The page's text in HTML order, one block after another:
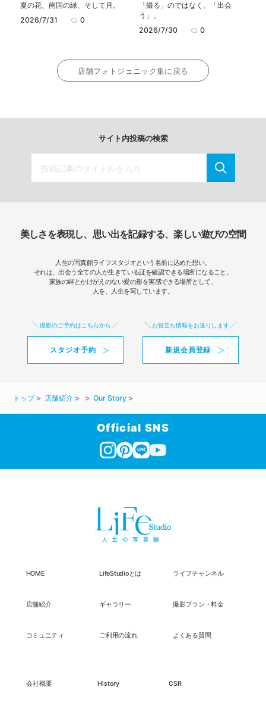
夏の花、南国の緑、そして月。
2026/7/31
0
「撮る」のではなく、「出会
う」。
2026/7/30
0
店舗フォトジェニック集に戻る
サイト内投稿の検索
美しさを表現し、思い出を記録する、楽しい遊びの空間
人生の写真館ライフスタジオという名前に込めた想い。
それは、出会う全ての人が生きている証を確認できる場所になること。
家族の絆とかけがえのない愛の形を実感できる場所として、
人を、人生を写しています。
撮影のご予約はこちらから
スタジオ予約
お役立ち情報をお送りします
新規会員登録
トップ 店舗紹介 Our Story
Official SNS
HOME LifeStudioとは ライフチャンネル
店舗紹介 ギャラリー 撮影プラン・料金
コミュニティ ご利用の流れ よくある質問
会社概要 History CSR